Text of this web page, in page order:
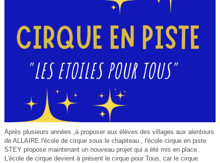
Après plusieurs années ,à proposer aux élèves des villages aux alentours
de ALLAIRE l'école de cirque sous le chapiteau , l'école cirque en piste
STEY propose maintenant un nouveau projet qui a été mis en place.
L'école de cirque devient à présent le cirque pour Tous, car le cirque